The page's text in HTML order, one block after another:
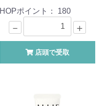
HOPポイント： 180
－ ＋
店頭で受取